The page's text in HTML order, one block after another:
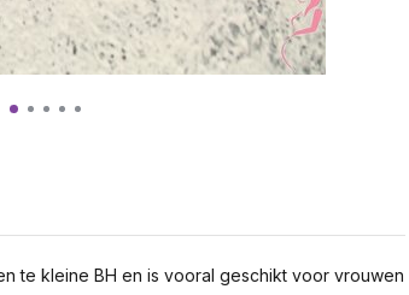
te kleine BH en is vooral geschikt voor vrouwen